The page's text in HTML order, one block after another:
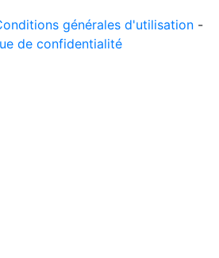
générales d'utilisation -
de confidentialité